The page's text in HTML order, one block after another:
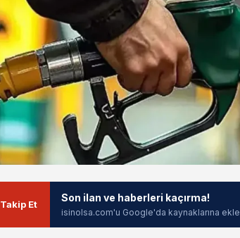
Takip Et
Son ilan ve haberleri kaçırma!
isinolsa.com'u Google'da kaynaklarına ekle